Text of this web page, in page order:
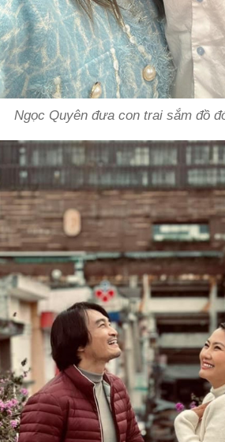
Ngọc Quyên đưa con trai sắm đồ